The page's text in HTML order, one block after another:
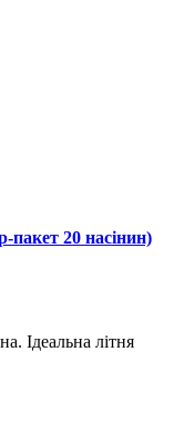
пакет 20 насінин)
Ідеальна літня